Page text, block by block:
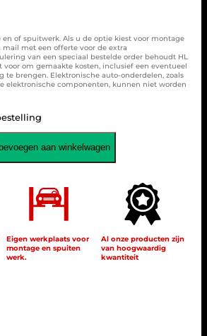
of spuitwerk. Als u de optie kiest voor montage
met een offerte voor de extra
van een speciaal bestelde order behoudt HL
om gemaakte kosten, inclusief een eventueel
te brengen. Elektronische auto-onderdelen, zoals
elektronische componenten, kunnen niet worden
aan winkelwagen
Eigen werkplaats voor
montage en spuiten
werk.
Al onze producten zijn
van hoogwaardig
kwantiteit